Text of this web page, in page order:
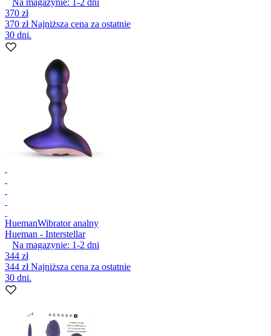
370 zł
370 złNajniższa cena za ostatnie
30 dni.
HuemanWibrator analny
Hueman - Interstellar
Na magazynie: 1-2 dni
344 zł
344 złNajniższa cena za ostatnie
30 dni.